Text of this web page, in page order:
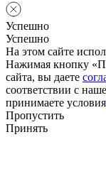
Успешно
Успешно
На этом сайте
Нажимая кнопку
сайта, вы даете
соответствии с
принимаете условия
Пропустить
Принять